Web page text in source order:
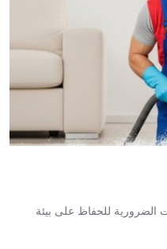
الضرورية للحفاظ على بيئة